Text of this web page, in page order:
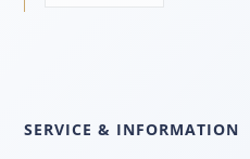
SERVICE & INFORMATION